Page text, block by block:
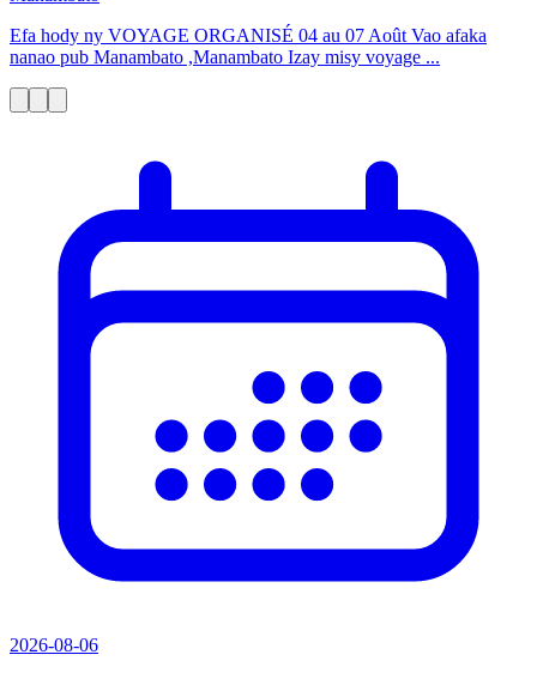
Efa hody ny VOYAGE ORGANISÉ 04 au 07 Août Vao afaka
nanao pub Manambato ,Manambato Izay misy voyage ...
2026-08-06